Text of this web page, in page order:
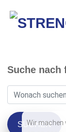
Wir machen
Suche nach
SUCHEN